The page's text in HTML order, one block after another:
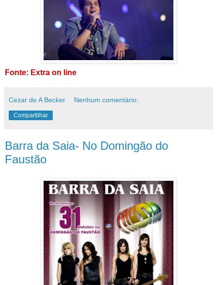
Fonte: Extra on line
Cezar de A Becker Nenhum comentário:
Compartilhar
Barra da Saia- No Domingão do
Faustão